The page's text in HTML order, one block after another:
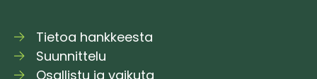
Tietoa hankkeesta
Suunnittelu
Osallistu ja vaikuta